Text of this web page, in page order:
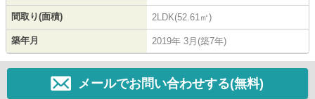
間取り(面積) 2LDK(52.61㎡)
築年月 2019年 3月(築7年)
メールでお問い合わせする(無料)